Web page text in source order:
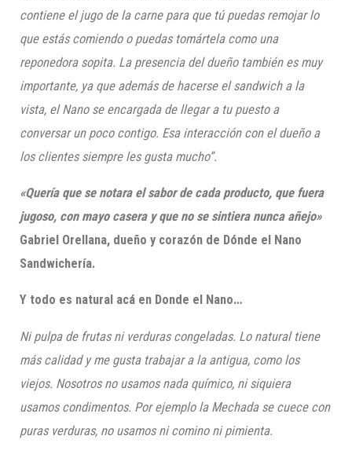
contiene el jugo de la carne para que tú puedas remojar lo
que estás comiendo o puedas tomártela como una
reponedora sopita. La presencia del dueño también es muy
importante, ya que además de hacerse el sandwich a la
vista, el Nano se encargada de llegar a tu puesto a
conversar un poco contigo. Esa interacción con el dueño a
los clientes siempre les gusta mucho”.
«Quería que se notara el sabor de cada producto, que fuera
jugoso, con mayo casera y que no se sintiera nunca añejo»
Gabriel Orellana, dueño y corazón de Dónde el Nano
Sandwichería.
Y todo es natural acá en Donde el Nano…
Ni pulpa de frutas ni verduras congeladas. Lo natural tiene
más calidad y me gusta trabajar a la antigua, como los
viejos. Nosotros no usamos nada químico, ni siquiera
usamos condimentos. Por ejemplo la Mechada se cuece con
puras verduras, no usamos ni comino ni pimienta.